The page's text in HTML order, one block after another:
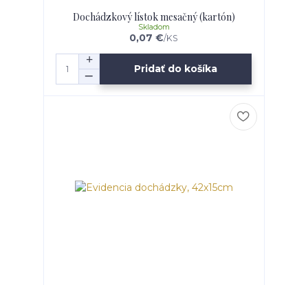
Dochádzkový lístok mesačný (kartón)
0,07 €/KS
Skladom
Pridať do košíka